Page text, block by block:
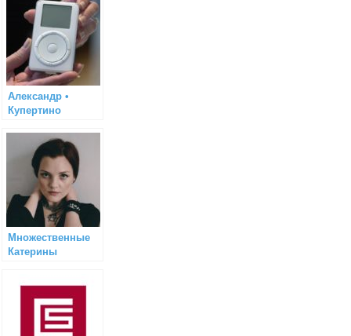
Александр •
Купертино
Множественные
Катерины